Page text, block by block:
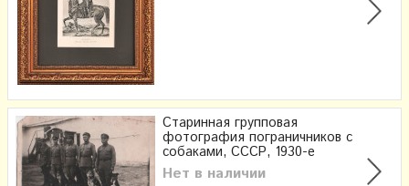
Старинная групповая
фотография пограничников с
собаками, СССР, 1930-е
Нет в наличии